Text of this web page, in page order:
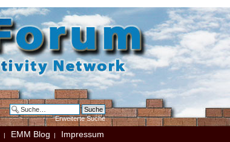
Erweiterte Suche
| EMM Blog | Impressum